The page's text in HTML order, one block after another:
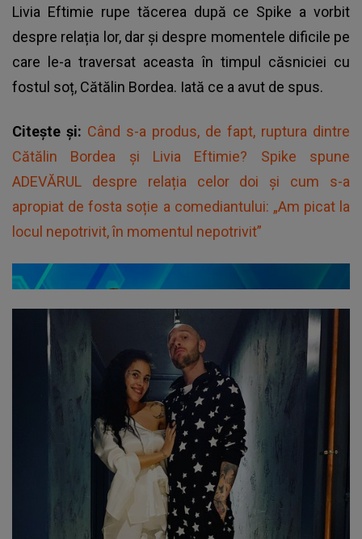
Livia Eftimie rupe tăcerea după ce Spike a vorbit
despre relația lor, dar și despre momentele dificile pe
care le-a traversat aceasta în timpul căsniciei cu
fostul soț, Cătălin Bordea. Iată ce a avut de spus.
Citește și: Când s-a produs, de fapt, ruptura dintre
Cătălin Bordea și Livia Eftimie? Spike spune
ADEVĂRUL despre relația celor doi și cum s-a
apropiat de fosta soție a comediantului: „Am picat la
locul nepotrivit, în momentul nepotrivit”